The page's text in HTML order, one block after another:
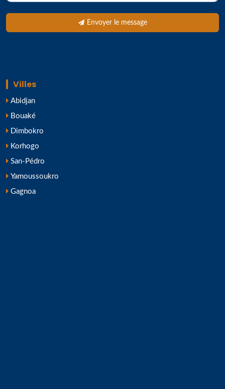
Envoyer le message
Villes
Abidjan
Bouaké
Dimbokro
Korhogo
San-Pédro
Yamoussoukro
Gagnoa